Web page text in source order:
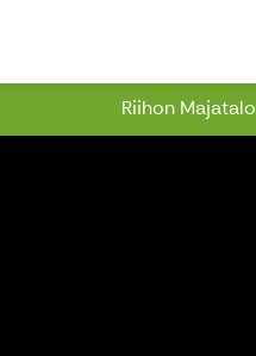
Riihon Majatalo